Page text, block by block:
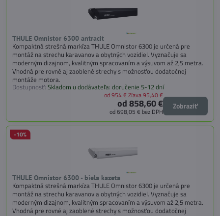
THULE Omnistor 6300 antracit
Kompaktná strešná markíza THULE Omnistor 6300 je určená pre
montáž na strechu karavanov a obytných vozidiel. Vyznačuje sa
moderným dizajnom, kvalitným spracovaním a výsuvom až 2,5 metra.
Vhodná pre rovné aj zaoblené strechy s možnosťou dodatočnej
montáže motora.
Dostupnosť: Skladom u dodávateľa: doručenie 5-12 dní
od 858,60 €
od 698,05 € bez DPH
od 954 €Zľava 95,40 €
Zobraziť
THULE Omnistor 6300 - biela kazeta
-10%
Kompaktná strešná markíza THULE Omnistor 6300 je určená pre
montáž na strechu karavanov a obytných vozidiel. Vyznačuje sa
moderným dizajnom, kvalitným spracovaním a výsuvom až 2,5 metra.
Vhodná pre rovné aj zaoblené strechy s možnosťou dodatočnej